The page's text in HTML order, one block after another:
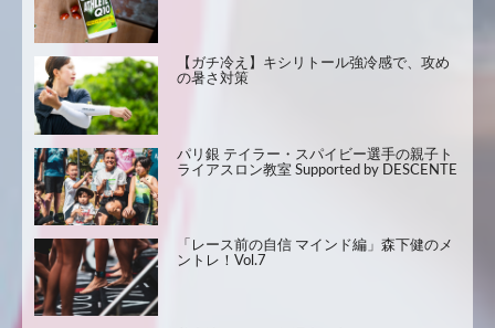
【ガチ冷え】キシリトール強冷感で、攻め
の暑さ対策
パリ銀 テイラー・スパイビー選手の親子ト
ライアスロン教室 Supported by DESCENTE
「レース前の自信 マインド編」森下健のメ
ントレ！Vol.7